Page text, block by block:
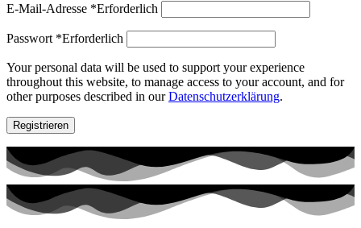
E-Mail-Adresse *Erforderlich
Passwort *Erforderlich
Your personal data will be used to support your experience
throughout this website, to manage access to your account, and for
other purposes described in ourDatenschutzerklärung.
Registrieren